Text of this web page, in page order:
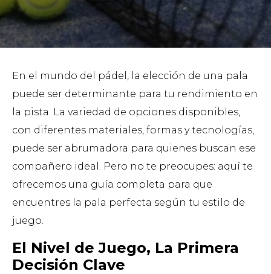
En el mundo del pádel, la elección de una pala
puede ser determinante para tu rendimiento en
la pista. La variedad de opciones disponibles,
con diferentes materiales, formas y tecnologías,
puede ser abrumadora para quienes buscan ese
compañero ideal. Pero no te preocupes: aquí te
ofrecemos una guía completa para que
encuentres la pala perfecta según tu estilo de
juego.
El Nivel de Juego, La Primera
Decisión Clave